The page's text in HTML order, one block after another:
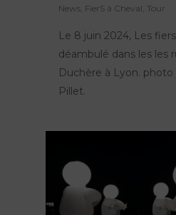
News FierS à Cheval ,Tour
Le 8 juin 2024, Les
déambulé dans les les
Duchère à Lyon. photo
Pillet.